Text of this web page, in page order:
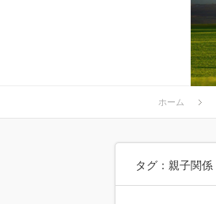
ホーム
タグ：親子関係